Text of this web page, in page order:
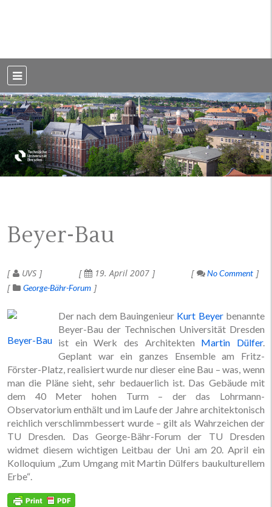
Dresden
Beyer-Bau
UVS 19. April 2007
No Comment
George-Bähr-Forum
Beyer-Bau
Der nach dem Bauingenieur Kurt Beyerbenannte
Beyer-Bau der Technischen Universität Dresden
ist ein Werk des Architekten Martin Dülfer.
Geplant war ein ganzes Ensemble am Fritz-
Förster-Platz, realisiert wurde nur dieser eine Bau – was, wenn
man die Pläne sieht, sehr bedauerlich ist. Das Gebäude mit
dem 40 Meter hohen Turm – der das Lohrmann-
Observatorium enthält und im Laufe der Jahre architektonisch
reichlich verschlimmbessert wurde – gilt als Wahrzeichen der
TU Dresden. Das George-Bähr-Forum der TU Dresden
widmet diesem wichtigen Leitbau der Uni am 20. April ein
Kolloquium „Zum Umgang mit Martin Dülfers baukulturellem
Erbe“.